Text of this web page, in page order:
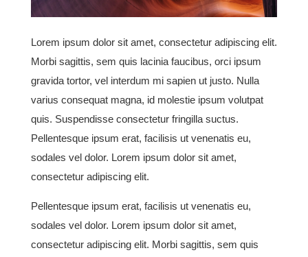
Lorem ipsum dolor sit amet, consectetur adipiscing elit.
Morbi sagittis, sem quis lacinia faucibus, orci ipsum
gravida tortor, vel interdum mi sapien ut justo. Nulla
varius consequat magna, id molestie ipsum volutpat
quis. Suspendisse consectetur fringilla suctus.
Pellentesque ipsum erat, facilisis ut venenatis eu,
sodales vel dolor. Lorem ipsum dolor sit amet,
consectetur adipiscing elit.
Pellentesque ipsum erat, facilisis ut venenatis eu,
sodales vel dolor. Lorem ipsum dolor sit amet,
consectetur adipiscing elit. Morbi sagittis, sem quis